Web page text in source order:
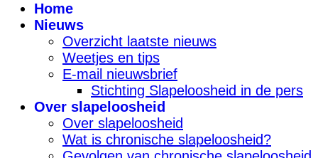
Home
Nieuws
Overzicht laatste nieuws
Weetjes en tips
E-mail nieuwsbrief
Stichting Slapeloosheid in de pers
Over slapeloosheid
Over slapeloosheid
Wat is chronische slapeloosheid?